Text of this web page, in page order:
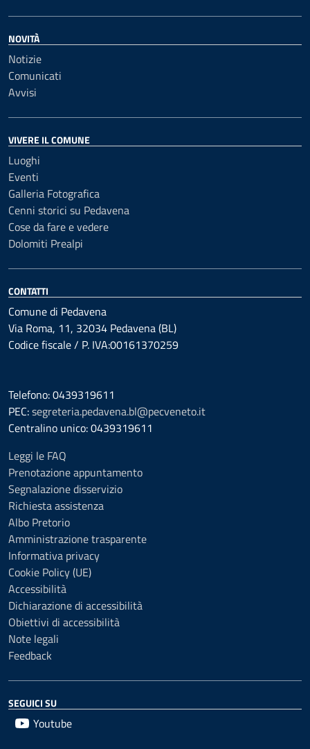
NOVITÀ
Notizie
Comunicati
Avvisi
VIVERE IL COMUNE
Luoghi
Eventi
Galleria Fotografica
Cenni storici su Pedavena
Cose da fare e vedere
Dolomiti Prealpi
CONTATTI
Comune di Pedavena
Via Roma, 11, 32034 Pedavena (BL)
Codice fiscale / P. IVA:00161370259
Telefono: 0439319611
PEC:segreteria.pedavena.bl@pecveneto.it
Centralino unico: 0439319611
Leggi le FAQ
Prenotazione appuntamento
Segnalazione disservizio
Richiesta assistenza
Albo Pretorio
Amministrazione trasparente
Informativa privacy
Cookie Policy (UE)
Accessibilità
Dichiarazione di accessibilità
Obiettivi di accessibilità
Note legali
Feedback
SEGUICI SU
Youtube